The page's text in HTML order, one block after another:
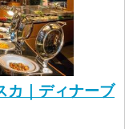
カ｜ディナーブ